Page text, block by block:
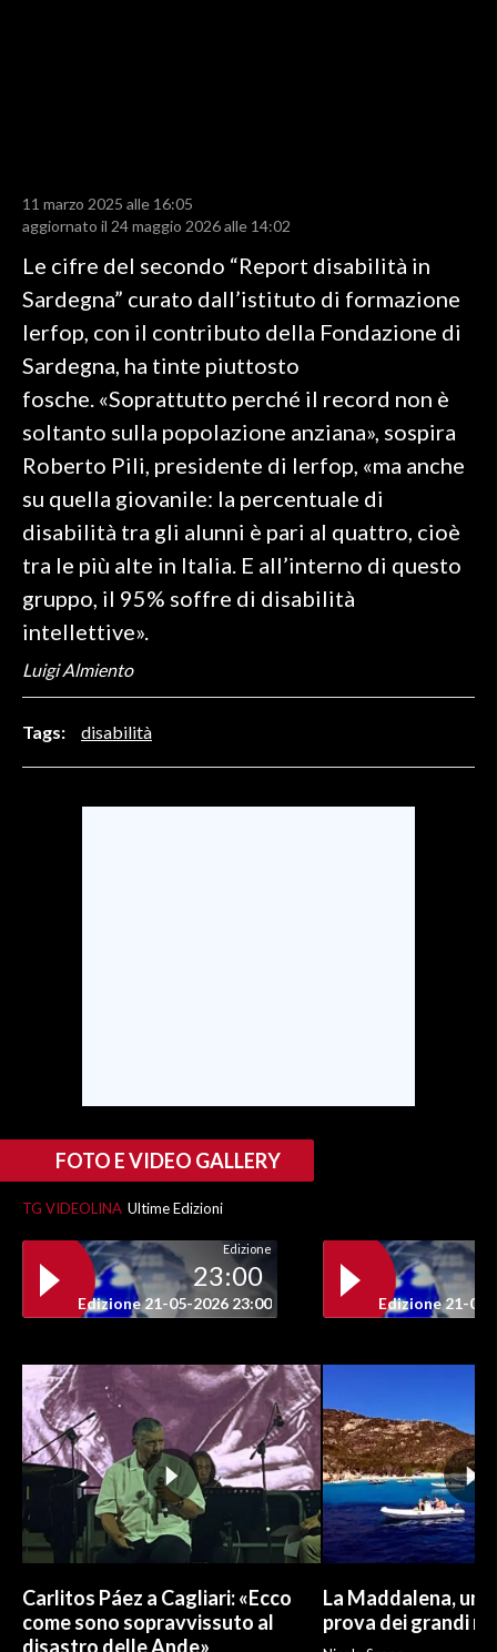
RISULTATI E CLASSIFICHE
CALCIO
CALCIO REGIONALE
BASKET
VOLLEY
MOTORI
TENNIS
ALTRI SPORT
CULTURA
SPETTACOLI
GOSSIP
ANNUNCI
NECROLOGI
SPIAGGE
STORE
11 marzo 2025 alle 16:05
aggiornato il 24 maggio 2026 alle 14:02
Le cifre del secondo “Report disabilità in
Sardegna” curato dall’istituto di formazione
Ierfop, con il contributo della Fondazione di
Sardegna, ha tinte piuttosto
fosche. «Soprattutto perché il record non è
soltanto sulla popolazione anziana», sospira
Roberto Pili, presidente di Ierfop, «ma anche
su quella giovanile: la percentuale di
disabilità tra gli alunni è pari al quattro, cioè
tra le più alte in Italia. E all’interno di questo
gruppo, il 95% soffre di disabilità
intellettive».
Luigi Almiento
Tags: disabilità
FOTO E VIDEO GALLERY
TG VIDEOLINA Ultime Edizioni
Edizione
23:00
Edizione 21-05-2026 23:00 Edizione 21-05-
Carlitos Páez a Cagliari: «Ecco
come sono sopravvissuto al
disastro delle Ande»
La Maddalena, un
prova dei grandi